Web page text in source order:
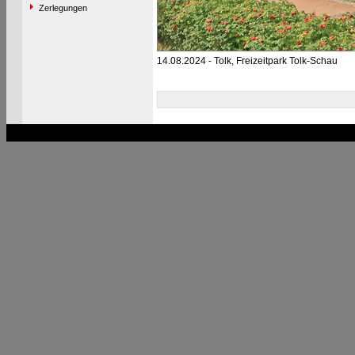
Zerlegungen
14.08.2024 - Tolk, Freizeitpark Tolk-Schau